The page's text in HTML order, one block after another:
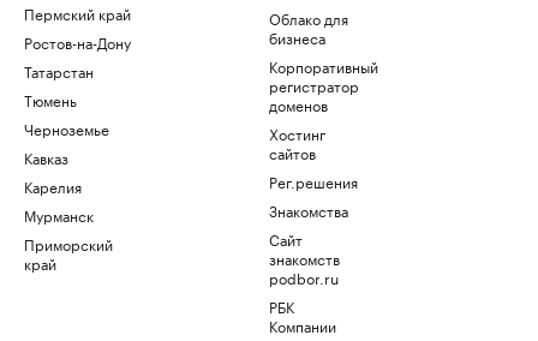
Пермский край
Ростов-на-Дону
Татарстан
Тюмень
Черноземье
Кавказ
Карелия
Мурманск
Приморский
край
Облако для
бизнеса
Корпоративный
регистратор
доменов
Хостинг
сайтов
Рег.решения
Знакомства
Сайт
знакомств
podbor.ru
РБК
Компании